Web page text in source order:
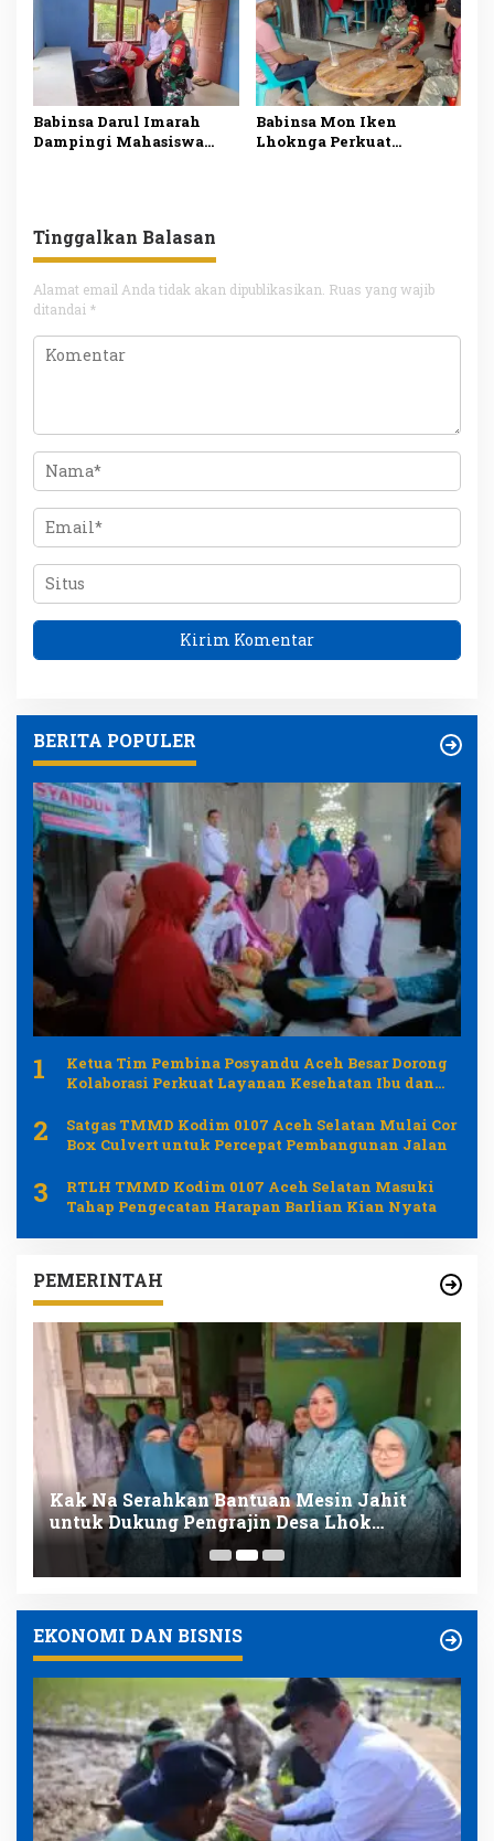
Babinsa Darul Imarah
Dampingi Mahasiswa
Babinsa Mon Iken
Lhoknga Perkuat
Tinggalkan Balasan
Alamat email Anda tidak akan dipublikasikan. Ruas yang wajib
ditandai *
BERITA POPULER
1
Ketua Tim Pembina Posyandu Aceh Besar Dorong
Kolaborasi Perkuat Layanan Kesehatan Ibu dan
2
Satgas TMMD Kodim 0107 Aceh Selatan Mulai Cor
Box Culvert untuk Percepat Pembangunan Jalan
3
RTLH TMMD Kodim 0107 Aceh Selatan Masuki
Tahap Pengecatan Harapan Barlian Kian Nyata
PEMERINTAH
Kak Na Serahkan Bantuan Mesin Jahit
untuk Dukung Pengrajin Desa Lhok
Makmur
EKONOMI DAN BISNIS